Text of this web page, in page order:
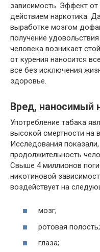
зависимость. Эффект
действием наркотика.
выработке мозгом
получение
человека возникает
от курения наносится
все без исключения
здоровье.
Вред, наносимый
Употребление табака
высокой смертности на
Исследования
продолжительность
Свыше 4 миллионов
никотиновой
воздействует на
мозг;
ротовая полость;
глаза;